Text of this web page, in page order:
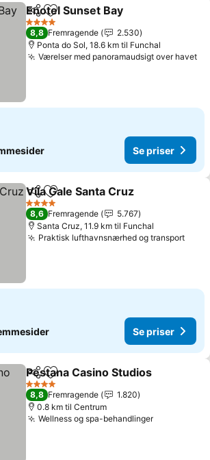
Del Føj til favoritter
Enotel Sunset Bay
4 Stjerner
8,8 Fremragende
2.530
Ponta do Sol, 18.6 km til Funchal
Værelser med panoramaudsigt over havet
Se priser
Del Føj til favoritter
Vila Gale Santa Cruz
4 Stjerner
8,6 Fremragende
5.767
Santa Cruz, 11.9 km til Funchal
Praktisk lufthavnsnærhed og transport
Se priser
Del Føj til favoritter
Pestana Casino Studios
4 Stjerner
8,8 Fremragende
1.820
0.8 km til Centrum
Wellness og spa-behandlinger